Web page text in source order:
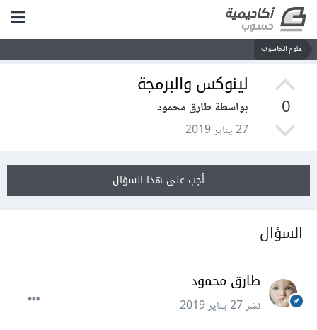
علوم الحاسوب
0
لينوكس والبرمجة
بواسطة طارق محمود
27 يناير 2019
أجب على هذا السؤال
السؤال
طارق محمود
نشر27 يناير 2019